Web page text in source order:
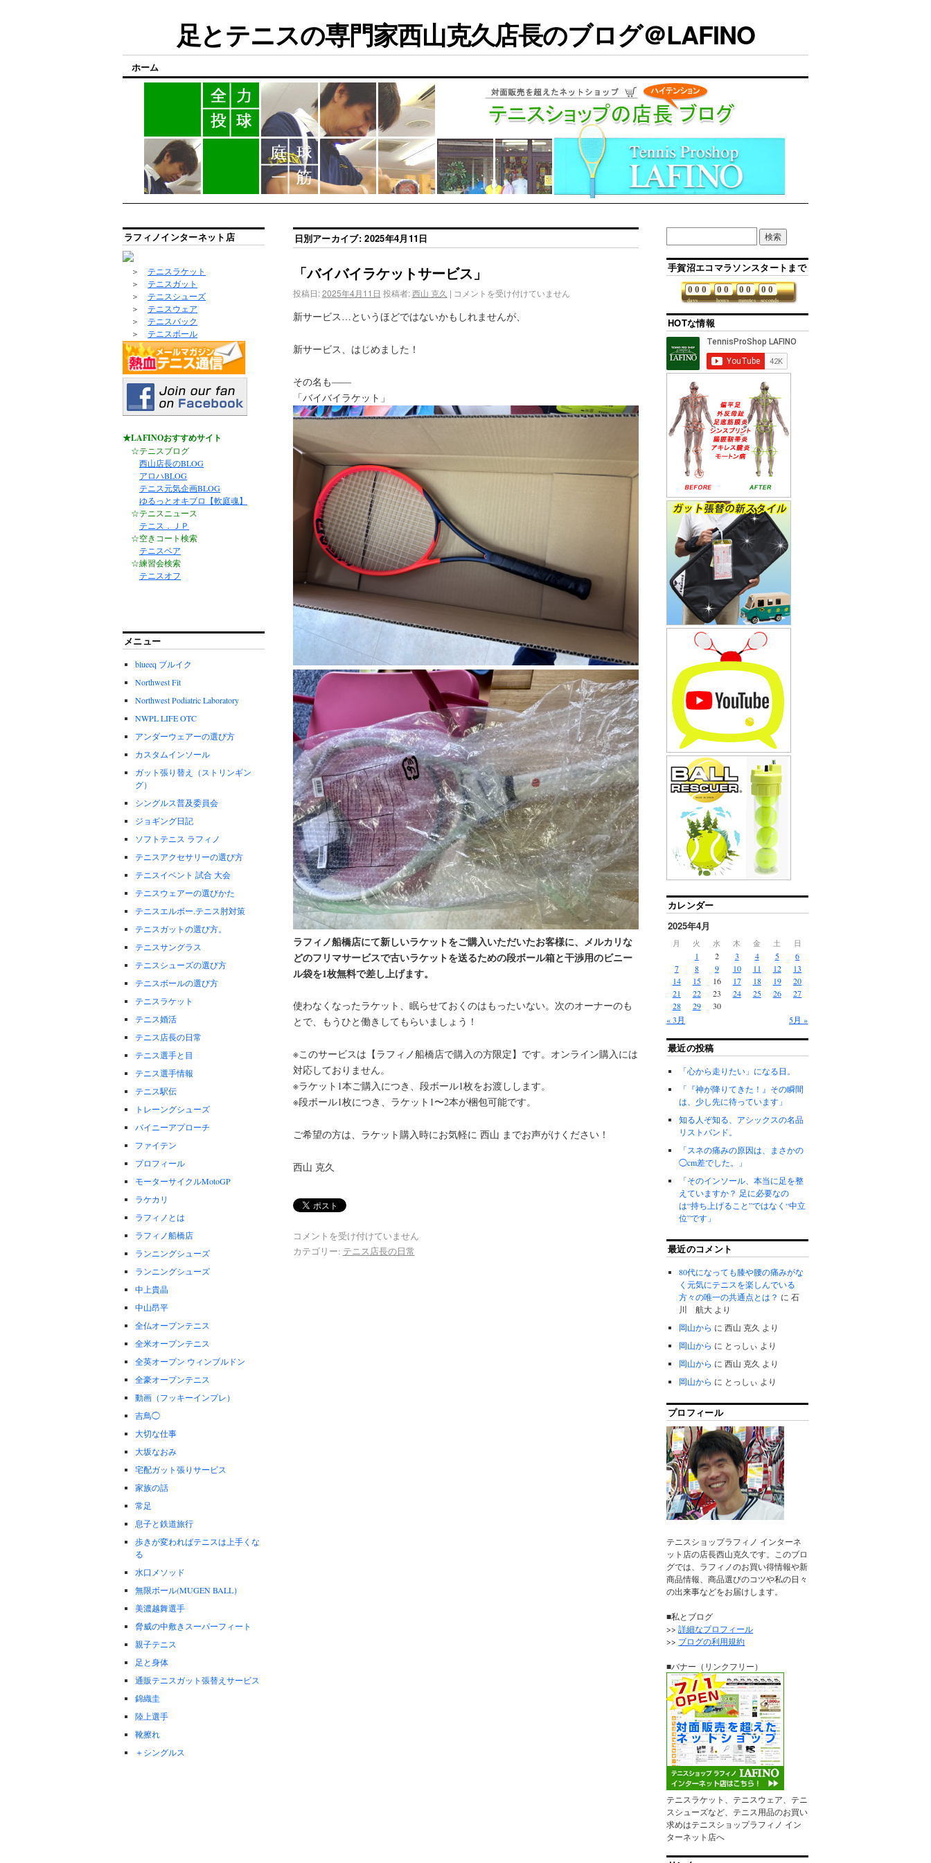
足とテニスの専門家西山克久店長のブログ＠LAFINO
ホーム
日別アーカイブ:2025年4月11日
「バイバイラケットサービス」
投稿日: 2025年4月11日 投稿者: 西山 克久 | コメントを受け付けていません
新サービス…というほどではないかもしれませんが、
新サービス、はじめました！
その名も――
「バイバイラケット」
ラフィノ船橋店にて新しいラケットをご購入いただいたお客様に、メルカリな
どのフリマサービスで古いラケットを送るための段ボール箱と干渉用のビニー
ル袋を1枚無料で差し上げます。
使わなくなったラケット、眠らせておくのはもったいない。次のオーナーのも
とで、もうひと働きしてもらいましょう！
※このサービスは【ラフィノ船橋店で購入の方限定】です。オンライン購入には
対応しておりません。
※ラケット1本ご購入につき、段ボール1枚をお渡しします。
※段ボール1枚につき、ラケット1〜2本が梱包可能です。
ご希望の方は、ラケット購入時にお気軽に 西山 までお声がけください！
西山 克久
コメントを受け付けていません
カテゴリー: テニス店長の日常
ラフィノインターネット店
＞ テニスラケット
＞ テニスガット
＞ テニスシューズ
＞ テニスウェア
＞ テニスバック
＞ テニスボール
★LAFINOおすすめサイト
☆テニスブログ
西山店長のBLOG
アロハBLOG
テニス元気企画BLOG
ゆるっとオキブロ【軟庭魂】
☆テニスニュース
テニス．ＪＰ
☆空きコート検索
テニスベア
☆練習会検索
テニスオフ
メニュー
blueeq ブルイク
Northwest Fit
Northwest Podiatric Laboratory
NWPL LIFE OTC
アンダーウェアーの選び方
カスタムインソール
ガット張り替え（ストリンギン
グ）
シングルス普及委員会
ジョギング日記
ソフトテニス ラフィノ
テニスアクセサリーの選び方
テニスイベント 試合 大会
テニスウェアーの選びかた
テニスエルボー.テニス肘対策
テニスガットの選び方。
テニスサングラス
テニスシューズの選び方
テニスボールの選び方
テニスラケット
テニス婚活
テニス店長の日常
テニス選手と目
テニス選手情報
テニス駅伝
トレーングシューズ
バイニーアプローチ
ファイテン
プロフィール
モーターサイクルMotoGP
ラケカリ
ラフィノとは
ラフィノ船橋店
ランニングシューズ
ランニングシューズ
中上貴晶
中山昂平
全仏オープンテニス
全米オープンテニス
全英オープン ウィンブルドン
全豪オープンテニス
動画（フッキーインプレ）
吉鳥◯
大切な仕事
大坂なおみ
宅配ガット張りサービス
家族の話
常足
息子と鉄道旅行
歩きが変わればテニスは上手くな
る
水口メソッド
無限ボール(MUGEN BALL）
美濃越舞選手
脅威の中敷きスーパーフィート
親子テニス
足と身体
通販テニスガット張替えサービス
錦織圭
陸上選手
靴擦れ
＋シングルス
手賀沼エコマラソンスタートまで
days
0 0 0
hours
0 0
minutes
0 0
seconds
0 0
HOTな情報
カレンダー
2025年4月
月 火 水 木 金 土 日
« 3月 5月 »
1 2 3 4 5
6
7
8 9 10 11 12
13
14
15 16 17 18 19
20
21
22 23 24 25 26
27
28
29 30
最近の投稿
「心から走りたい」になる日。
「『神が降りてきた！』その瞬間
は、少し先に待っています」
知る人ぞ知る、アシックスの名品
リストバンド。
「スネの痛みの原因は、まさかの
◯cm差でした。」
「そのインソール、本当に足を整
えていますか？ 足に必要なの
は“持ち上げること”ではなく“中立
位”です」
最近のコメント
80代になっても膝や腰の痛みがな
く元気にテニスを楽しんでいる
方々の唯一の共通点とは？ に石
川 航大 より
岡山から に西山 克久 より
岡山から に とっしぃ より
岡山から に西山 克久 より
岡山から に とっしぃ より
プロフィール
テニスショップラフィノ インターネ
ット店の店長西山克久です。このブロ
グでは、ラフィノのお買い得情報や新
商品情報、商品選びのコツや私の日々
の出来事などをお届けします。
■私とブログ
>>詳細なプロフィール
>> ブログの利用規約
■バナー（リンクフリー）
テニスラケット、テニスウェア、テニ
スシューズなど、テニス用品のお買い
求めはテニスショップラフィノ イン
ターネット店へ